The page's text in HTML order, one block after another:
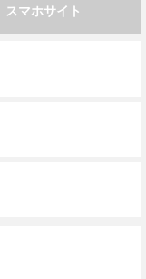
スマホサイト